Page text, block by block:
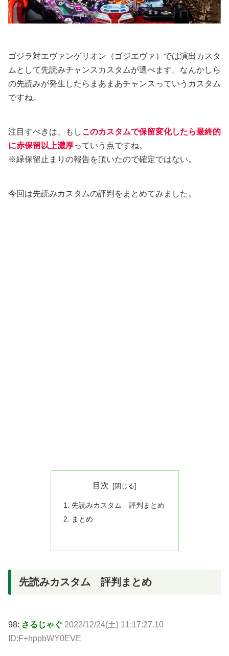
ゴジラ対エヴァンゲリオン（ゴジエヴァ）では演出カスタ
ムとして先読みチャンスカスタムが選べます。なんかしら
の先読みが発生したらまあまあチャンスっていうカスタム
ですね。
注目すべきは、もしこのカスタムで保留変化したら最終的
に赤保留以上濃厚っていう点ですね。
※緑保留止まりの報告を頂いたので確定ではない。
今回は先読みカスタムの評判をまとめてみました。
目次
先読みカスタム 評判まとめ
まとめ
先読みカスタム 評判まとめ
98: さるじゃぐ 2022/12/24(土) 11:17:27.10
ID:F+hppbWY0EVE